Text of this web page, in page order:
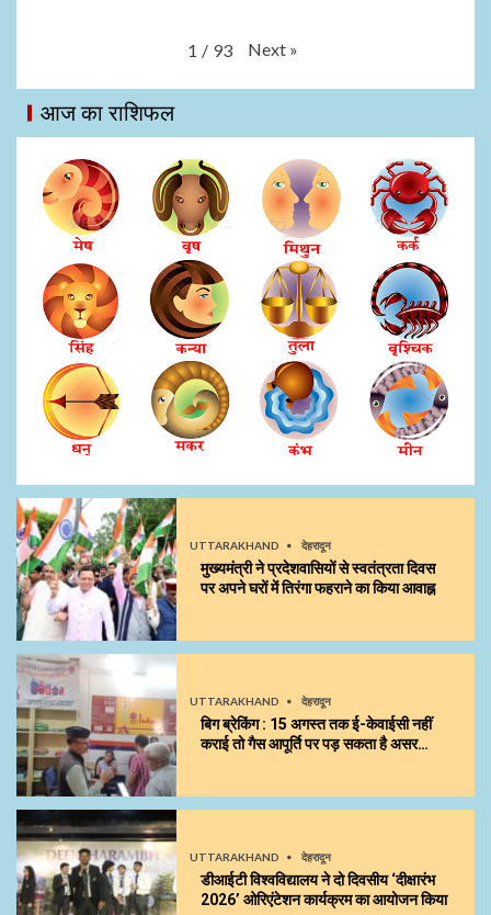
1 / 93 Next »
आज का राशिफल
UTTARAKHAND देहरादून
मुख्यमंत्री ने प्रदेशवासियों से स्वतंत्रता दिवस
पर अपने घरों में तिरंगा फहराने का किया आवाह्न
UTTARAKHAND देहरादून
बिग ब्रेकिंग : 15 अगस्त तक ई-केवाईसी नहीं
कराई तो गैस आपूर्ति पर पड़ सकता है असर…
UTTARAKHAND देहरादून
डीआईटी विश्वविद्यालय ने दो दिवसीय ‘दीक्षारंभ
2026’ ओरिएंटेशन कार्यक्रम का आयोजन किया